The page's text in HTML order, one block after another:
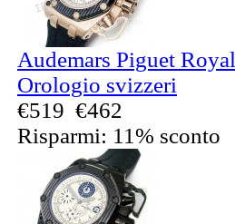
Audemars Piguet
Orologio svizzeri
€519 €462
Risparmi: 11% sconto